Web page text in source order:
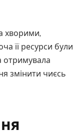
хворими,
її ресурси були
отримувала
змінити чиєсь